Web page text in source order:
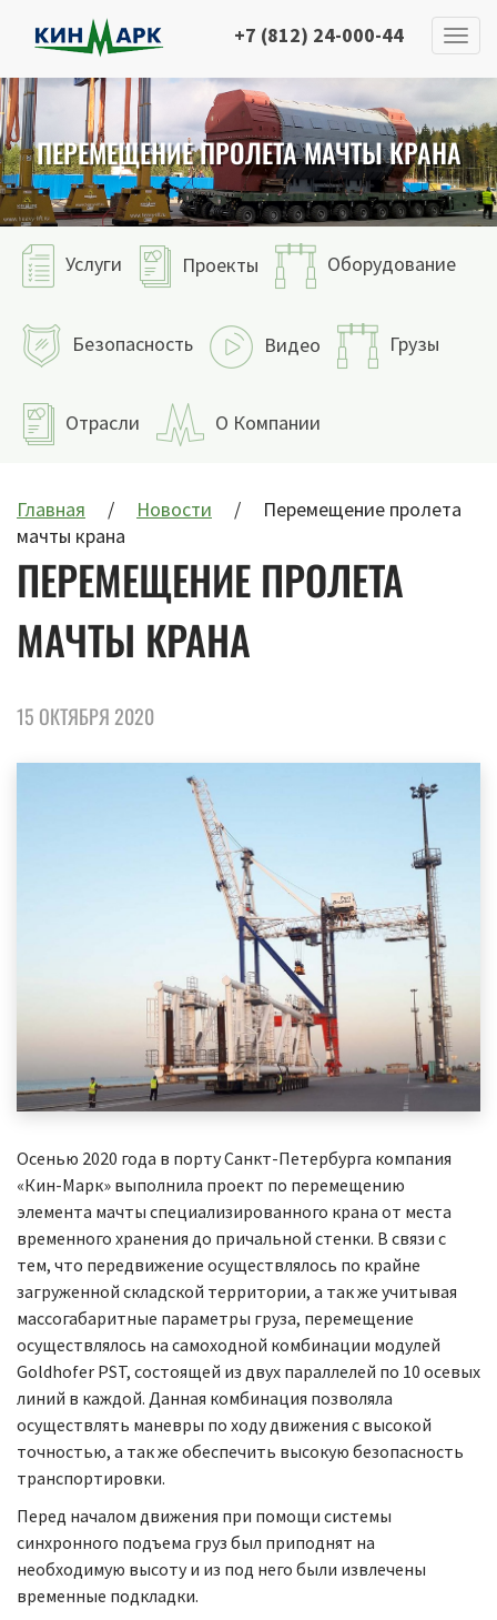
+7 (812) 24-000-44
ПЕРЕМЕЩЕНИЕ ПРОЛЕТА МАЧТЫ КРАНА
Услуги Проекты Оборудование
Безопасность Видео Грузы
Отрасли О Компании
Главная Новости
Перемещение пролета
мачты крана
ПЕРЕМЕЩЕНИЕ ПРОЛЕТА
МАЧТЫ КРАНА
15 ОКТЯБРЯ 2020
Осенью 2020 года в порту Санкт-Петербурга компания
«Кин-Марк» выполнила проект по перемещению
элемента мачты специализированного крана от места
временного хранения до причальной стенки. В связи с
тем, что передвижение осуществлялось по крайне
загруженной складской территории, а так же учитывая
массогабаритные параметры груза, перемещение
осуществлялось на самоходной комбинации модулей
Goldhofer PST, состоящей из двух параллелей по 10 осевых
линий в каждой. Данная комбинация позволяла
осуществлять маневры по ходу движения с высокой
точностью, а так же обеспечить высокую безопасность
транспортировки.
Перед началом движения при помощи системы
синхронного подъема груз был приподнят на
необходимую высоту и из под него были извлечены
временные подкладки.